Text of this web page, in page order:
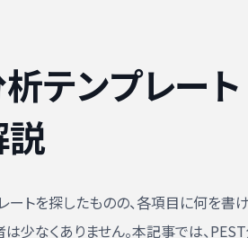
テンプレー
説
ートを探したものの、各項目に何を
少なくありません。本記事では、